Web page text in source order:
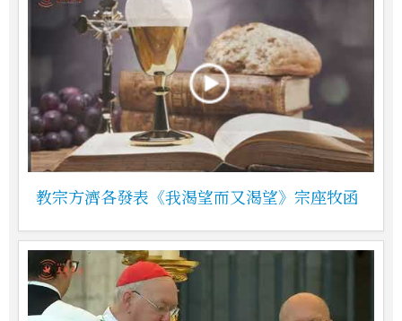
教宗方濟各發表《我渴望而又渴望》宗座牧函